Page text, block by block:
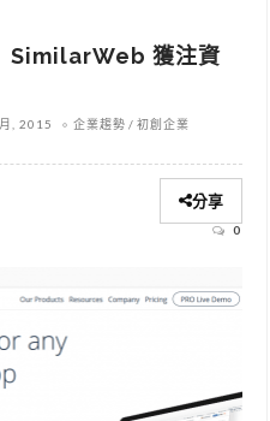
獲注資
, 2015 企業趨勢
初創企業
分享
0